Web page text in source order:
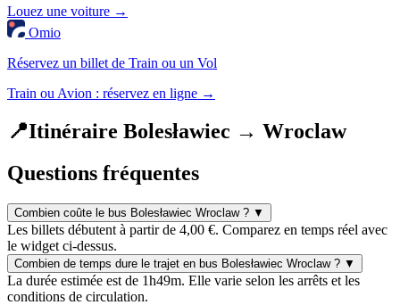
Louez une voiture →
Omio
Réservez un billet de Train ou un Vol
Train ou Avion : réservez en ligne →
📍Itinéraire Bolesławiec → Wroclaw
Questions fréquentes
Combien coûte le bus Bolesławiec Wroclaw ? ▼
Les billets débutent à partir de 4,00 €. Comparez en temps réel avec
le widget ci-dessus.
Combien de temps dure le trajet en bus Bolesławiec Wroclaw ? ▼
La durée estimée est de 1h49m. Elle varie selon les arrêts et les
conditions de circulation.